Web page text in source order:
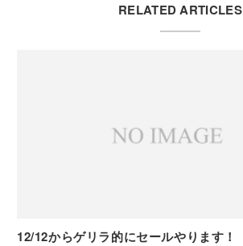
RELATED ARTICLES
12/12からゲリラ的にセールやります！